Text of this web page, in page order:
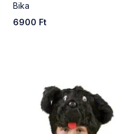
Bika
6900 Ft